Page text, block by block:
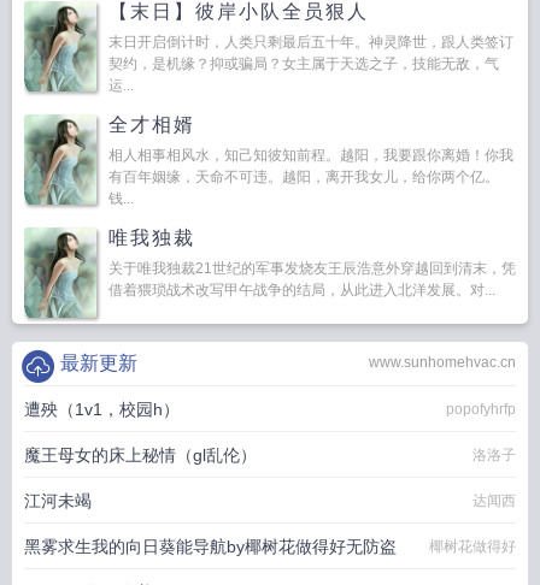
【末日】彼岸小队全员狠人
末日开启倒计时，人类只剩最后五十年。神灵降世，跟人类签订
契约，是机缘？抑或骗局？女主属于天选之子，技能无敌，气
运...
全才相婿
相人相事相风水，知己知彼知前程。越阳，我要跟你离婚！你我
有百年姻缘，天命不可违。越阳，离开我女儿，给你两个亿。
钱...
唯我独裁
关于唯我独裁21世纪的军事发烧友王辰浩意外穿越回到清末，凭
借着猥琐战术改写甲午战争的结局，从此进入北洋发展。对...
www.sunhomehvac.cn
最新更新
遭殃（1v1，校园h） popofyhrfp
魔王母女的床上秘情（gl乱伦） 洛洛子
江河未竭 达闻西
黑雾求生我的向日葵能导航by椰树花做得好无防盗 椰树花做得好